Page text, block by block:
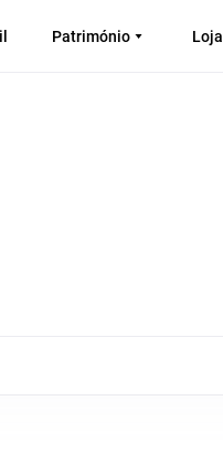
Património Loja